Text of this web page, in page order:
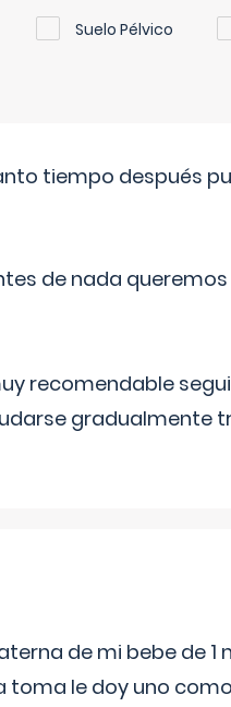
Suelo Pélvico
tiempo después
de nada
recomendable
gradualmente
de mi bebe de 1
toma le doy uno